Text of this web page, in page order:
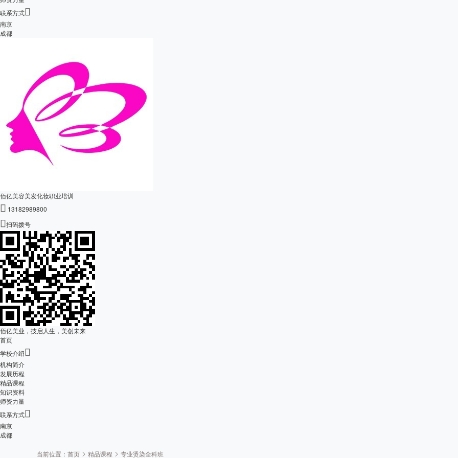
联系方式
南京
成都
佰亿美容美发化妆职业培训
 13182989800
扫码拨号
佰亿美业，技启人生，美创未来
首页
学校介绍
机构简介
发展历程
精品课程
知识资料
师资力量
联系方式
南京
成都
当前位置： 首页 精品课程 专业烫染全科班